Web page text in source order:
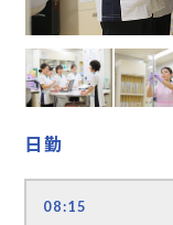
日勤
08:15